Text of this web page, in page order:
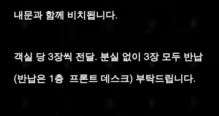
내문과 함께 비치됩니다.
객실 당 3장씩 전달. 분실 없이 3장 모두 반납
(반납은 1층 프론트 데스크) 부탁드립니다.